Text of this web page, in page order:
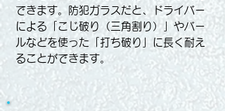
できます。防犯ガラスだと、ドライバー
による「こじ破り（三角割り）」やバー
ルなどを使った「打ち破り」に長く耐え
ることができます。